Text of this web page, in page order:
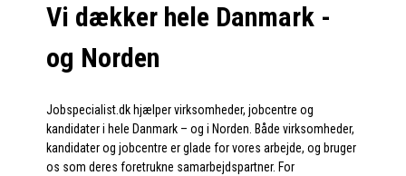
Vi dækker hele Danmark -
og Norden
Jobspecialist.dk hjælper virksomheder, jobcentre og
kandidater i hele Danmark – og i Norden. Både virksomheder,
kandidater og jobcentre er glade for vores arbejde, og bruger
os som deres foretrukne samarbejdspartner. For